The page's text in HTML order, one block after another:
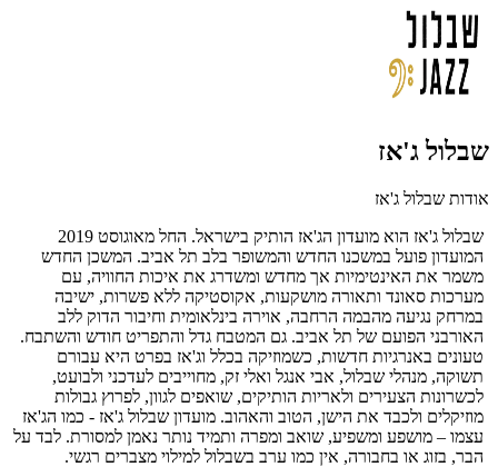
שבלול ג'אז
אודות שבלול ג'אז
שבלול ג'אז הוא מועדון הג'אז הותיק בישראל. החל מאוגוסט 2019
המועדון פועל במשכנו החדש והמשופר בלב תל אביב. המשכן החדש
משמר את האינטימיות אך מחדש ומשדרג את איכות החוויה, עם
מערכות סאונד ותאורה מושקעות, אקוסטיקה ללא פשרות, ישיבה
במרחק נגיעה מהבמה הרחבה, אוירה בינלאומית וחיבור הדוק ללב
האורבני הפועם של תל אביב. גם המטבח גדל והתפריט חודש והשתבח.
טעונים באנרגיות חדשות, כשמוזיקה בכלל וג'אז בפרט היא עבורם
תשוקה, מנהלי שבלול, אבי אנגל ואלי זק, מחוייבים לעדכני ולבועט,
לכשרונות הצעירים ולאריות הותיקים, שואפים לגוון, לפרוץ גבולות
מוזיקלים ולכבד את הישן, הטוב והאהוב. מועדון שבלול ג'אז - כמו הג'אז
עצמו – מושפע ומשפיע, שואב ומפרה ותמיד נותר נאמן למסורת. לבד על
הבר, בזוג או בחבורה, אין כמו ערב בשבלול למילוי מצברים רגשי.